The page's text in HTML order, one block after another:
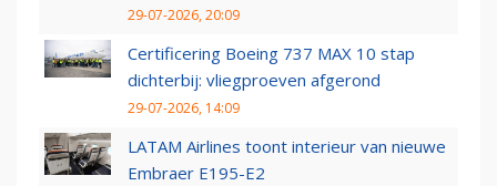
29-07-2026, 20:09
Certificering Boeing 737 MAX 10 stap
dichterbij: vliegproeven afgerond
29-07-2026, 14:09
LATAM Airlines toont interieur van nieuwe
Embraer E195-E2